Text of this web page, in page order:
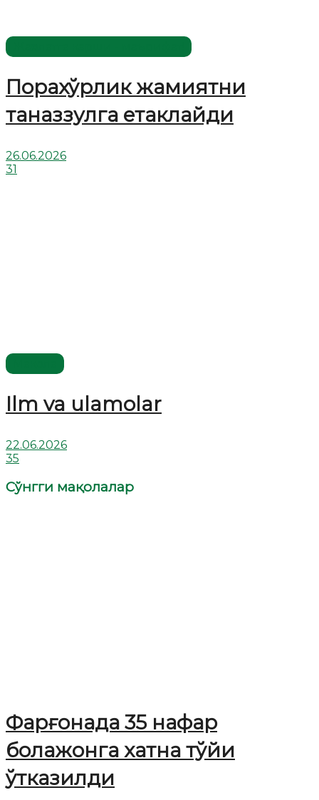
Порахўрлик жамиятни
таназзулга етаклайди
26.06.2026
31
Ilm va ulamolar
22.06.2026
35
Сўнгги мақолалар
Фарғонада 35 нафар
болажонга хатна тўйи
ўтказилди